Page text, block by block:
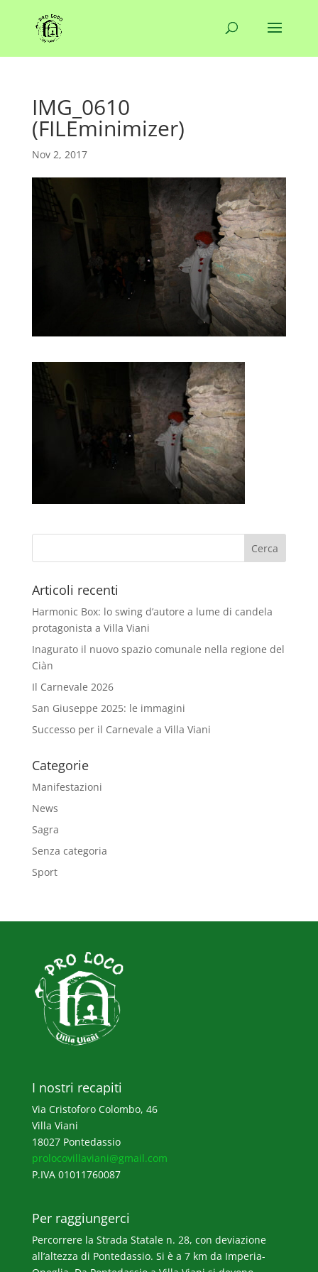
IMG_0610
(FILEminimizer)
Nov 2, 2017
Articoli recenti
Harmonic Box: lo swing d’autore a lume di candela
protagonista a Villa Viani
Inagurato il nuovo spazio comunale nella regione del
Ciàn
Il Carnevale 2026
San Giuseppe 2025: le immagini
Successo per il Carnevale a Villa Viani
Categorie
Manifestazioni
News
Sagra
Senza categoria
Sport
I nostri recapiti
Via Cristoforo Colombo, 46
Villa Viani
18027 Pontedassio
prolocovillaviani@gmail.com
P.IVA 01011760087
Per raggiungerci
Percorrere la Strada Statale n. 28, con deviazione
all’altezza di Pontedassio. Si è a 7 km da Imperia-